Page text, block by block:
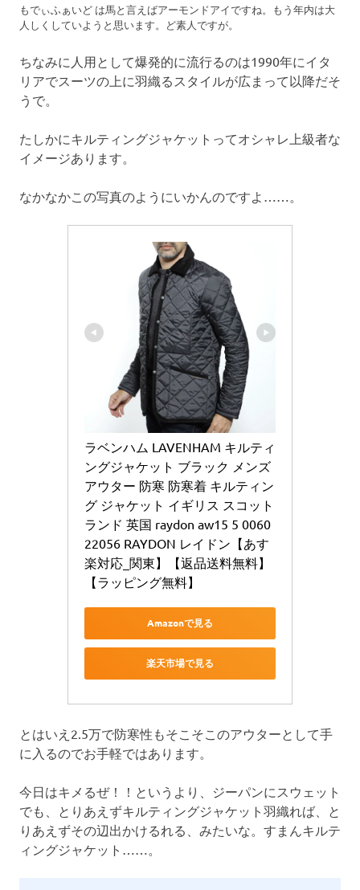
もでぃふぁいど は馬と言えばアーモンドアイですね。もう年内は大
人しくしていようと思います。ど素人ですが。
ちなみに人用として爆発的に流行るのは1990年にイタ
リアでスーツの上に羽織るスタイルが広まって以降だそ
うで。
たしかにキルティングジャケットってオシャレ上級者な
イメージあります。
なかなかこの写真のようにいかんのですよ……。
ラベンハム LAVENHAM キルティ
ングジャケット ブラック メンズ
アウター 防寒 防寒着 キルティン
グ ジャケット イギリス スコット
ランド 英国 raydon aw15 5 0060
22056 RAYDON レイドン【あす
楽対応_関東】【返品送料無料】
【ラッピング無料】
Amazonで見る
楽天市場で見る
とはいえ2.5万で防寒性もそこそこのアウターとして手
に入るのでお手軽ではあります。
今日はキメるぜ！！というより、ジーパンにスウェット
でも、とりあえずキルティングジャケット羽織れば、と
りあえずその辺出かけるれる、みたいな。すまんキルテ
ィングジャケット……。